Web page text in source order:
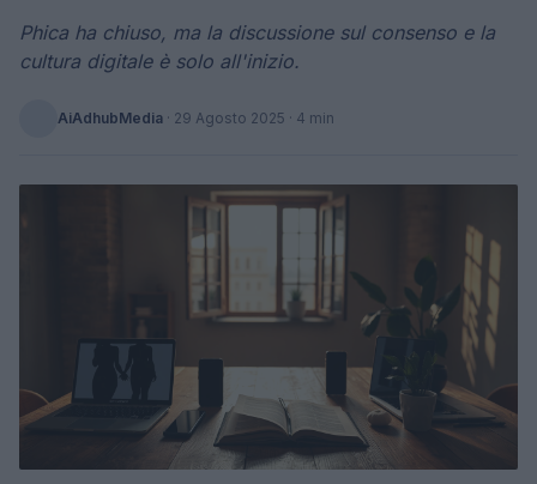
Phica ha chiuso, ma la discussione sul consenso e la
cultura digitale è solo all'inizio.
AiAdhubMedia · 29 Agosto 2025 · 4 min